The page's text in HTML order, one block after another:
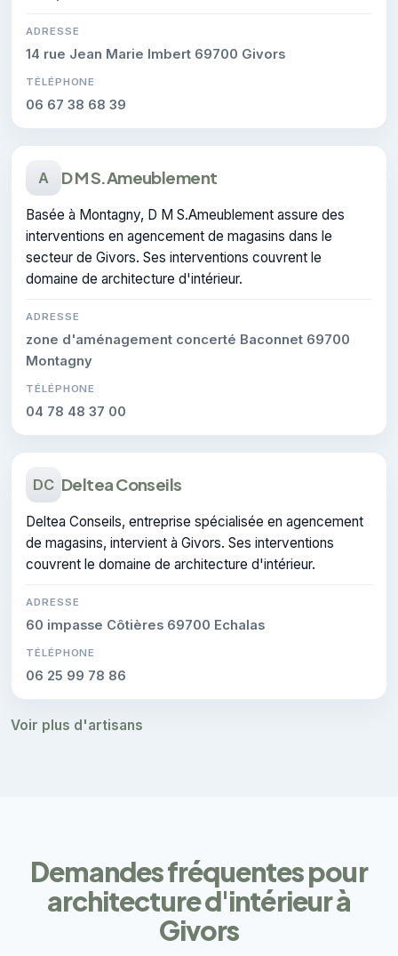
ADRESSE
14 rue Jean Marie Imbert 69700 Givors
TÉLÉPHONE
06 67 38 68 39
A D M S.Ameublement
Basée à Montagny, D M S.Ameublement assure des
interventions en agencement de magasins dans le
secteur de Givors. Ses interventions couvrent le
domaine de architecture d'intérieur.
ADRESSE
zone d'aménagement concerté Baconnet 69700
Montagny
TÉLÉPHONE
04 78 48 37 00
DC Deltea Conseils
Deltea Conseils, entreprise spécialisée en agencement
de magasins, intervient à Givors. Ses interventions
couvrent le domaine de architecture d'intérieur.
ADRESSE
60 impasse Côtières 69700 Echalas
TÉLÉPHONE
06 25 99 78 86
Voir plus d'artisans
Demandes fréquentes pour
architecture d'intérieur à
Givors